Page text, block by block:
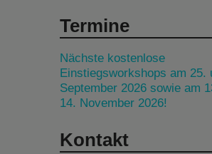
Termine
Nächste kostenlose
Einstiegsworkshops am 25.
September 2026 sowie am
14. November 2026!
Kontakt